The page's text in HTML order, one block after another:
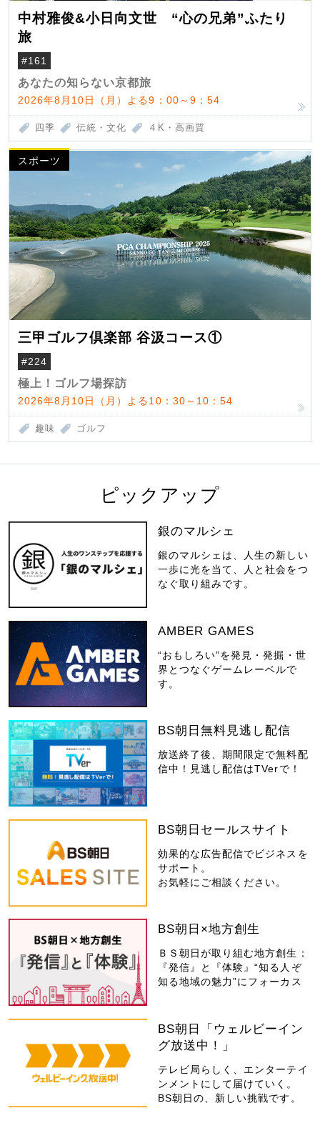
中村雅俊&小日向文世 “心の兄弟”ふたり
旅
#161
あなたの知らない京都旅
2026年8月10日（月）よる9：00～9：54
四季 伝統・文化 ４K・高画質
スポーツ
三甲ゴルフ倶楽部 谷汲コース①
#224
極上！ゴルフ場探訪
2026年8月10日（月）よる10：30～10：54
趣味 ゴルフ
ピックアップ
銀のマルシェ
銀のマルシェは、人生の新しい
一歩に光を当て、人と社会をつ
なぐ取り組みです。
AMBER GAMES
“おもしろい”を発見・発掘・世
界とつなぐゲームレーベルで
す。
BS朝日無料見逃し配信
放送終了後、期間限定で無料配
信中！見逃し配信はTVerで！
BS朝日セールスサイト
効果的な広告配信でビジネスを
サポート。
お気軽にご相談ください。
BS朝日×地方創生
ＢＳ朝日が取り組む地方創生：
『発信』と『体験』“知る人ぞ
知る地域の魅力”にフォーカス
BS朝日「ウェルビーイン
グ放送中！」
テレビ局らしく、エンターテイ
ンメントにして届けていく。
BS朝日の、新しい挑戦です。